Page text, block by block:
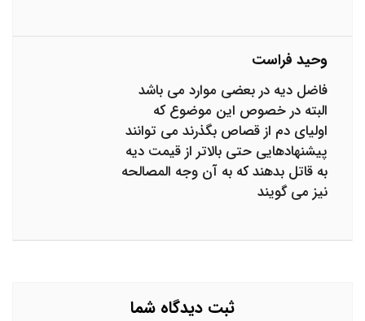
وحید فراست
فاضل دیه در بعضی موارد می باشد
البته در خصوص این موضوع که
اولیای دم از قصاص بگذرند می توانند
پیشنهادهایی حتی بالاتر از قیمت دیه
به قاتل بدهند که به آن وجه المصالحه
نیز می گویند
ثبت دیدگاه شما